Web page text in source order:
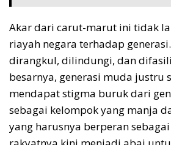
Akar dari carut-marut ini tidak
riayah negara terhadap
dirangkul, dilindungi, dan
besarnya, generasi muda justru
mendapat stigma buruk dari
sebagai kelompok yang manja
yang harusnya berperan